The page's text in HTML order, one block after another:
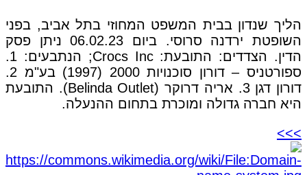
הליך שנדון בבית המשפט המחוזי בתל אביב, בפני
השופטת ירדנה סרוסי. ביום 06.02.23 ניתן פסק
הדין. הצדדים: התובעת: Crocs Inc; הנתבעים: 1.
ספורטניס – דורון סוכנויות 2000 (1997) בע"מ 2.
דורון דגן 3. אריה דרוקר (Belinda Outlet). התובעת
היא חברה גדולה ומוכרת בתחום ההנעלה.
>>>